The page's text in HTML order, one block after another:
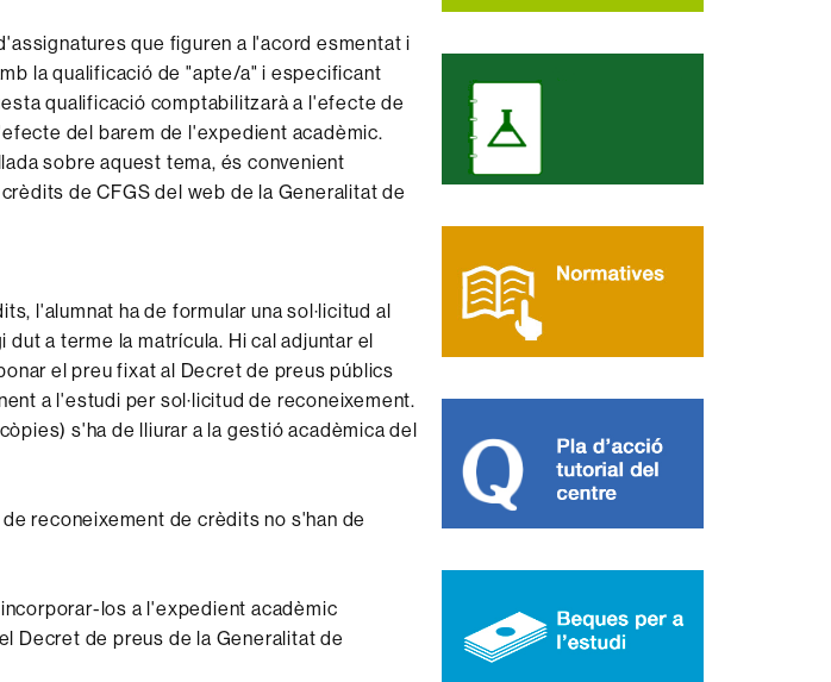
que figuren a l'acord esmentat i
la qualificació de "apte/a" i especificant
qualificació comptabilitzarà a l'efecte de
del barem de l'expedient acadèmic.
sobre aquest tema, és convenient
de CFGS del web de la Generalitat de
l'alumnat ha de formular una sol·licitud al
a terme la matrícula. Hi cal adjuntar el
el preu fixat al Decret de preus públics
a l'estudi per sol·licitud de reconeixement.
s'ha de lliurar a la gestió acadèmica del
reconeixement de crèdits no s'han de
los a l'expedient acadèmic
Decret de preus de la Generalitat de